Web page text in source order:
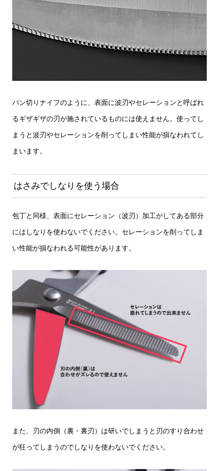
パン切りナイフのように、表面に波刃やセレーションと呼ばれ
るギザギザの刃が施されているものには使えません。使ってし
まうと波刃やセレーションを削ってしまい性能が損なわれてし
まいます。
はさみでしなりを使う場合
包丁と同様、表面にセレーション（波刃）加工がしてある部分
にはしなりを使わないでください。セレーションを削ってしま
い性能が損なわれる可能性があります。
また、刃の内側（裏・裏刃）は研いでしまうと刃のすり合わせ
が狂ってしまうのでしなりを使わないでください。